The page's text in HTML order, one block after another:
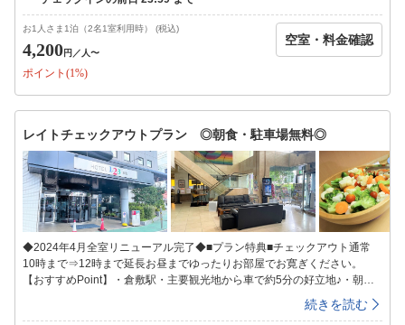
類から選べます）3・6・9F客室廊下■無料駐車場完備■平面駐車場100台
完備・高さ制限無し・24時間出入り自由大型車専用スペースのご利用は事
前に予約が必要です。お電話にてお問い合わせください。■空調について■
客室は一括空調のため風量のみ調整が可能です。客室ごとに冷房・暖房の
切り替えはできませんので予めご了承ください。貸出用の毛布・ヒータ
いません。
お1人さま1泊（2名1室利用時） (税込)
4,200円 ／人〜
ポイント(1%)
空室・料金確認
レイトチェックアウトプラン ◎朝食・駐車場無料◎
◆2024年4月全室リニューアル完了◆■プラン特典■チェックアウト通常
10時まで⇒12時まで延長お昼までゆったりお部屋でお寛ぎください。
【おすすめPoint】・倉敷駅・主要観光地から車で約5分の好立地♪・朝食
は無料サービス！・チェックアウト手続き不要（チェックイン時のご清
算）・駐車場無料完備！■全室完備■加湿空気清浄機43型テレビバス・ウ
続きを読む